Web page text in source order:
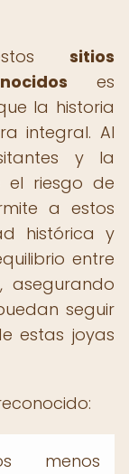
sitios
es
la historia
integral. Al
y la
el riesgo de
a estos
histórica y
entre
asegurando
seguir
estas joyas
menos